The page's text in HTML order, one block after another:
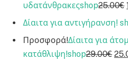
υδατάνθρακεςshop25.00€
Δίαιτα για αντιγήρανση!
Προσφορά!Δίαιτα για
κατάθλιψη!shop29.00€